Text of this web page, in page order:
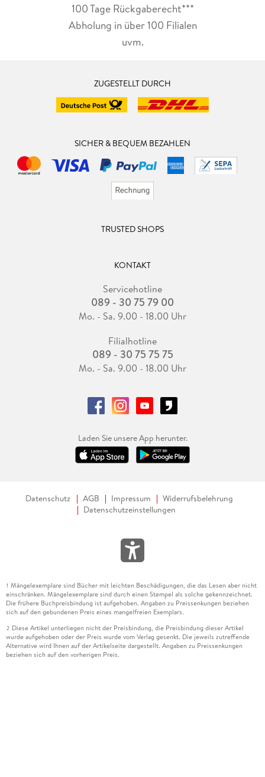
100 Tage Rückgaberecht***
Abholung in über 100 Filialen
uvm.
ZUGESTELLT DURCH
SICHER & BEQUEM BEZAHLEN
TRUSTED SHOPS
KONTAKT
Servicehotline
089 - 30 75 79 00
Mo. - Sa. 9.00 - 18.00 Uhr
Filialhotline
089 - 30 75 75 75
Mo. - Sa. 9.00 - 18.00 Uhr
Laden Sie unsere App herunter.
Datenschutz AGB Impressum
Widerrufsbelehrung
Datenschutzeinstellungen
1 Mängelexemplare sind Bücher mit leichten Beschädigungen, die das Lesen aber nicht
einschränken. Mängelexemplare sind durch einen Stempel als solche gekennzeichnet.
Die frühere Buchpreisbindung ist aufgehoben. Angaben zu Preissenkungen beziehen
sich auf den gebundenen Preis eines mangelfreien Exemplars.
2 Diese Artikel unterliegen nicht der Preisbindung, die Preisbindung dieser Artikel
wurde aufgehoben oder der Preis wurde vom Verlag gesenkt. Die jeweils zutreffende
Alternative wird Ihnen auf der Artikelseite dargestellt. Angaben zu Preissenkungen
beziehen sich auf den vorherigen Preis.